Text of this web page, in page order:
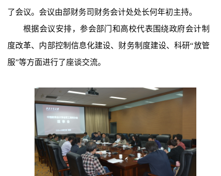
了会议。会议由部财务司财务会计处处长何年初主持。
根据会议安排，参会部门和高校代表围绕政府会计制
度改革、内部控制信息化建设、财务制度建设、科研“放管
服”等方面进行了座谈交流。